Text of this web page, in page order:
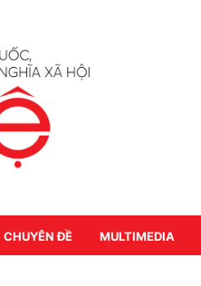
CHUYÊN ĐỀ MULTIMEDIA